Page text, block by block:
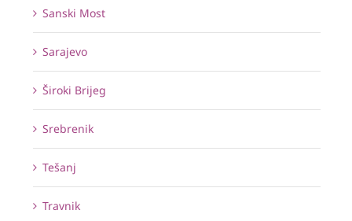
Sanski Most
Sarajevo
Široki Brijeg
Srebrenik
Tešanj
Travnik